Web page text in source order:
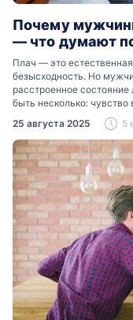
Почему
— что думают
Плач — это
безысходность. Но
расстроенное
быть несколько:
Разобраться, почему
психологов…
25 августа 2025 5